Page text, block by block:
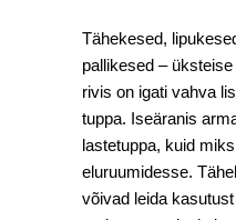
Tähekesed,
pallikesed –
rivis on igati vahva
tuppa. Iseäranis
lastetuppa, kuid
eluruumidesse.
võivad leida